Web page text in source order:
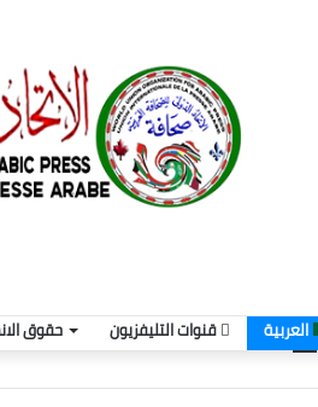
حقوق قنوات التليفزيون العربية